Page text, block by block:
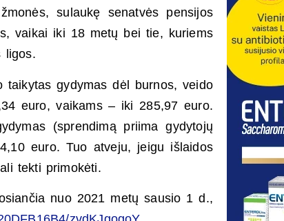
sulaukę senatvės pensijos
vaikai iki 18 metų bei tie, kuriems
ligos.
taikytas gydymas dėl burnos, veido
euro, vaikams – iki 285,97 euro.
(sprendimą priima gydytojų
euro. Tuo atveju, jeigu išlaidos
tekti primokėti.
nuo 2021 metų sausio 1 d.,